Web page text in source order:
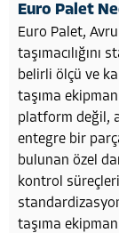
Euro Palet
Euro Palet,
belirli ölçü ve
taşıma
platform değil,
entegre bir
bulunan özel
kontrol
taşıma